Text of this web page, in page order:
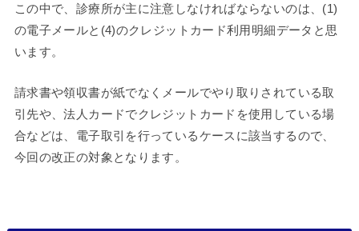
この中で、診療所が主に注意しなければならないのは、(1)
の電子メールと(4)のクレジットカード利用明細データと思
います。
請求書や領収書が紙でなくメールでやり取りされている取
引先や、法人カードでクレジットカードを使用している場
合などは、電子取引を行っているケースに該当するので、
今回の改正の対象となります。